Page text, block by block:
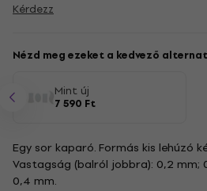
Kérdezz
Nézd meg ezeket a kedvező
Mint új
7 590 Ft
Egy sor kaparó. Formás kis lehúzó
Vastagság (balról jobbra): 0,2 mm;
0,4 mm.